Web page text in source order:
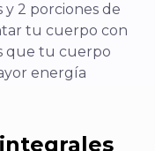
y 2 porciones de
tu cuerpo con
que tu cuerpo
energía